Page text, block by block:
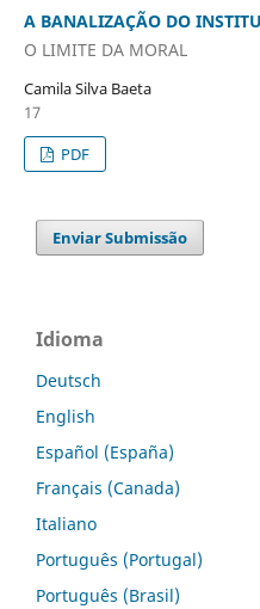
A BANALIZAÇÃO DO
O LIMITE DA MORAL
Camila Silva Baeta
17
PDF
Enviar Submissão
Idioma
Deutsch
English
Español (España)
Français (Canada)
Italiano
Português (Portugal)
Português (Brasil)